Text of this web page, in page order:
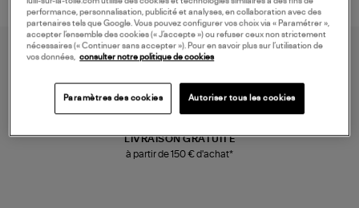
LIVRAISON GRATUITE
à partir de 150 € d'achat*
performance, personnalisation, publicité et analyses, en collaboration avec des
partenaires tels que Google. Vous pouvez configurer vos choix via « Paramétrer »,
accepter l’ensemble des cookies (« J’accepte ») ou refuser ceux non strictement
nécessaires (« Continuer sans accepter »). Pour en savoir plus sur l’utilisation de
vos données,
consulter notre politique de cookies
Paramètres des cookies Autoriser tous les cookies